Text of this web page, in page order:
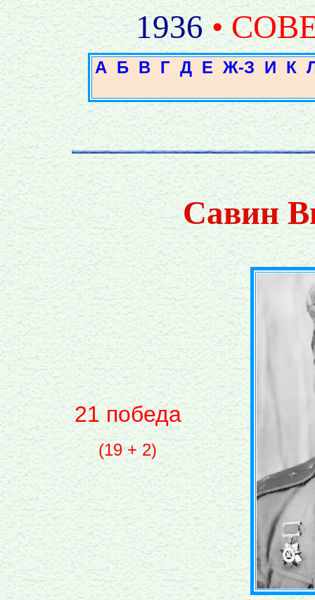
1936 •
А Б В Г Д Е Ж-З И К
Савин
21 победа
(19 + 2)